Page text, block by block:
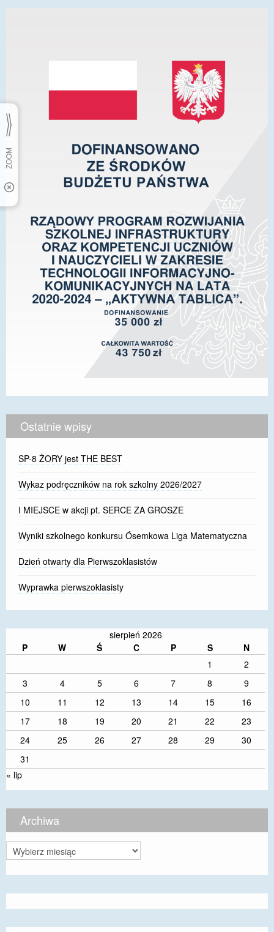
Ostatnie wpisy
SP-8 ŻORY jest THE BEST
Wykaz podręczników na rok szkolny 2026/2027
I MIEJSCE w akcji pt. SERCE ZA GROSZE
Wyniki szkolnego konkursu Ósemkowa Liga Matematyczna
Dzień otwarty dla Pierwszoklasistów
Wyprawka pierwszoklasisty
sierpień 2026
P
W Ś C P S
N
1
2
3
4 5 6 7 8
9
10
11 12 13 14 15
16
17
18 19 20 21 22
23
24
25 26 27 28 29
30
31
« lip
Archiwa
Archiwa